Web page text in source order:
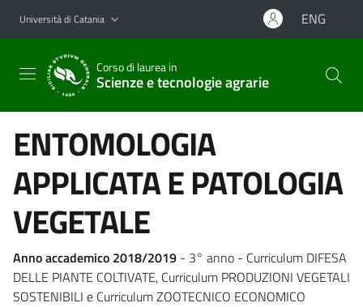
Vai al contenuto principale
Vai al menu di navigazione
Università di Catania ENG
Corso di laurea in
Scienze e tecnologie agrarie
ENTOMOLOGIA
APPLICATA E PATOLOGIA
VEGETALE
Anno accademico 2018/2019 - 3° anno - Curriculum DIFESA
DELLE PIANTE COLTIVATE, Curriculum PRODUZIONI VEGETALI
SOSTENIBILI e Curriculum ZOOTECNICO ECONOMICO